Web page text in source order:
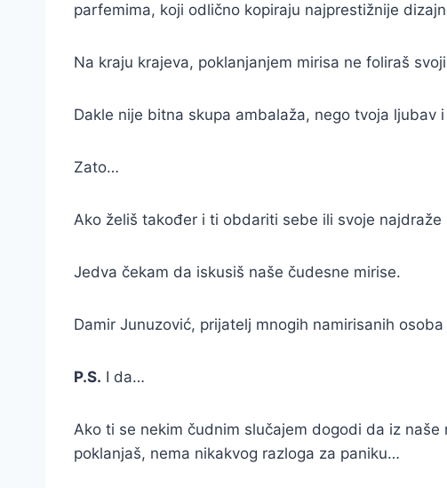
parfemima, koji odlično kopiraju najprestižnije
Na kraju krajeva, poklanjanjem mirisa ne foliraš
Dakle nije bitna skupa ambalaža, nego tvoja ljubav
Zato…
Ako želiš također i ti obdariti sebe ili svoje
Jedva čekam da iskusiš naše čudesne mirise.
Damir Junuzović, prijatelj mnogih namirisanih
P.S. I da…
Ako ti se nekim čudnim slučajem dogodi da iz
poklanjaš, nema nikakvog razloga za paniku…